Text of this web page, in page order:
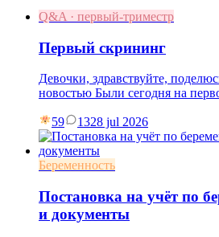
Q&A · первый-триместр
Первый скрининг
Девочки, здравствуйте,
новостью Были сегодня на
59 1328 jul 2026
Беременность
Постановка на учёт по
и документы